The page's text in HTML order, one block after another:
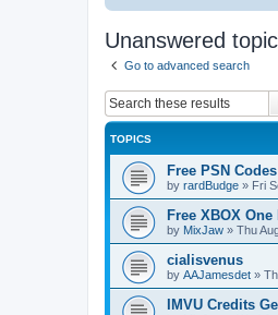
Unanswered
Go to advanced search
TOPICS
Free PSN
by rardBudge » Fri
Free XBOX
by MixJaw » Thu
cialisvenus
by AAJamesdet »
IMVU Credits